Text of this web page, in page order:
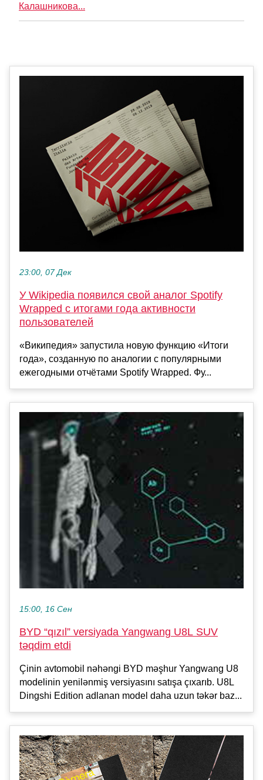
Калашникова...
23:00, 07 Дек
У Wikipedia появился свой аналог Spotify
Wrapped с итогами года активности
пользователей
«Википедия» запустила новую функцию «Итоги
года», созданную по аналогии с популярными
ежегодными отчётами Spotify Wrapped. Фу...
15:00, 16 Сен
BYD “qızıl” versiyada Yangwang U8L SUV
təqdim etdi
Çinin avtomobil nəhəngi BYD məşhur Yangwang U8
modelinin yenilənmiş versiyasını satışa çıxarıb. U8L
Dingshi Edition adlanan model daha uzun təkər baz...